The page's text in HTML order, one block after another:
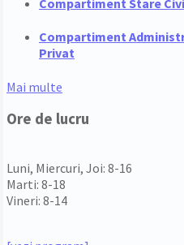
Compartiment Stare
Compartiment
Privat
Mai multe
Ore de lucru
Luni, Miercuri, Joi: 8-16
Marti: 8-18
Vineri: 8-14